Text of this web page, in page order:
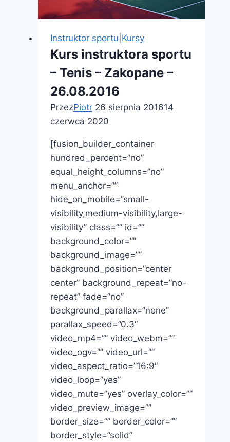
Instruktor sportu Kursy
Kurs instruktora sportu
– Tenis – Zakopane –
26.08.2016
PrzezPiotr 26 sierpnia 201614
czerwca 2020
[fusion_builder_container
hundred_percent=”no”
equal_height_columns=”no”
menu_anchor=””
hide_on_mobile=”small-
visibility,medium-visibility,large-
visibility” class=”” id=””
background_color=””
background_image=””
background_position=”center
center” background_repeat=”no-
repeat” fade=”no”
background_parallax=”none”
parallax_speed=”0.3″
video_mp4=”” video_webm=””
video_ogv=”” video_url=””
video_aspect_ratio=”16:9″
video_loop=”yes”
video_mute=”yes” overlay_color=””
video_preview_image=””
border_size=”” border_color=””
border_style=”solid”